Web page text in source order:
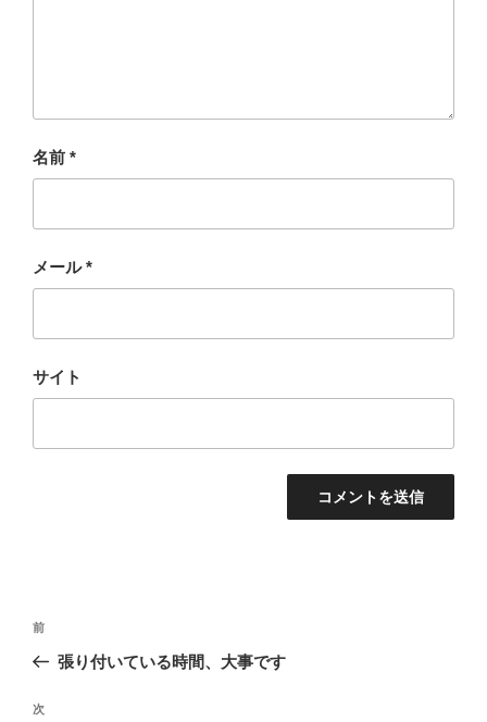
名前 *
メール*
サイト
投
ビ
前
の
稿
前
張り付いている時間、大事です
次
次